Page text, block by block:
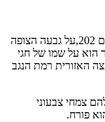
בסמוך לצומת חלוקים,צומת מפגש הכבישים 40 עם 202,על גבעה הצופה
הוא על שמו של חגי
האזורית רמת הנגב
צמחי צבעוני
פורח.